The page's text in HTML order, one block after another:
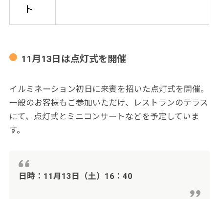
ト
11月13日は点灯式を開催
イルミネーション初日に来賓を招いた点灯式を開催。
一般のお客様もご参加いただけ、レストランのテラス
にて、点灯式とミニコンサートなどを予定していま
す。
日時：11月13日（土）16：40